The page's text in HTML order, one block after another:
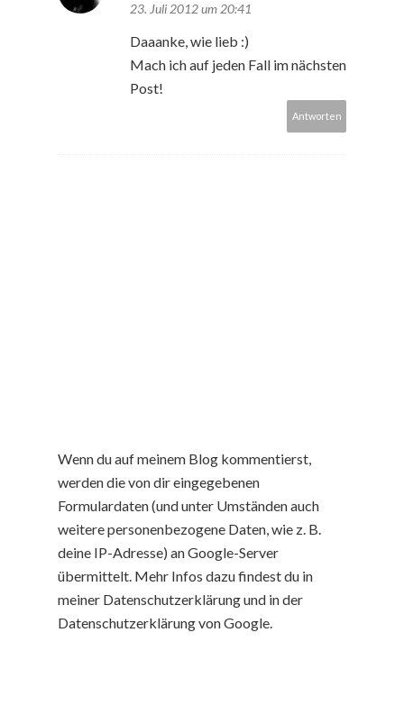
23. Juli 2012 um 20:41
Daaanke, wie lieb :)
Mach ich auf jeden Fall im nächsten
Post!
Antworten
Wenn du auf meinem Blog kommentierst,
werden die von dir eingegebenen
Formulardaten (und unter Umständen auch
weitere personenbezogene Daten, wie z. B.
deine IP-Adresse) an Google-Server
übermittelt. Mehr Infos dazu findest du in
meiner Datenschutzerklärung und in der
Datenschutzerklärung von Google.